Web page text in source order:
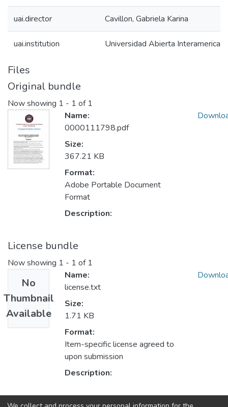
uai.director Cavillon, Gabriela Karina
uai.institution Universidad Abierta Interamericana
Files
Original bundle
Now showing 1 - 1 of 1
Name:
0000111798.pdf
Size:
367.21 KB
Format:
Adobe Portable Document
Format
Description:
License bundle
Now showing 1 - 1 of 1
No
Thumbnail
Available
Name:
license.txt
Size:
1.71 KB
Format:
Item-specific license agreed to
upon submission
Description: